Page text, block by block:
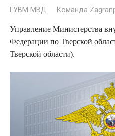
ГУВМ МВД Команда
Управление Министерства
Федерации по Тверской
Тверской области).